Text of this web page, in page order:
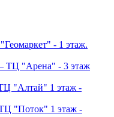
- 1 этаж.
ТЦ "Арена" - 3 этаж
"Алтай" 1 этаж -
"Поток" 1 этаж -